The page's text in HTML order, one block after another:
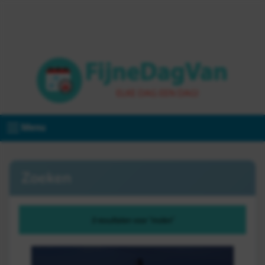
Menu